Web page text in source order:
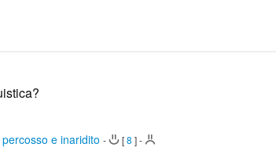
e inaridito - [8 ]-